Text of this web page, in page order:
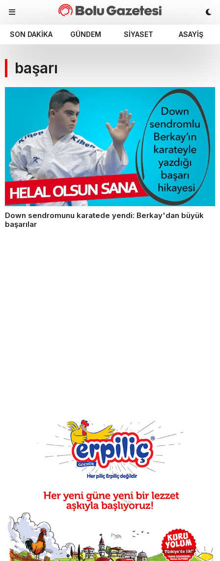
SON DAKIKA GÜNDEM SIYASET ASAYIŞ
başarı
Down sendromunu karatede yendi: Berkay'dan büyük
başarılar